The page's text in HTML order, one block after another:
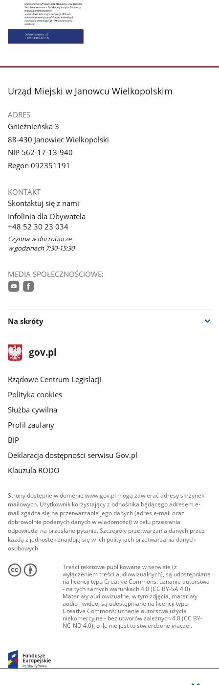
galerii.
stopka
Urząd Miejski w Janowcu Wielkopolskim
ADRES
Gnieźnieńska 3
88-430 Janowiec Wielkopolski
NIP 562-17-13-940
Regon 092351191
KONTAKT
Skontaktuj się z nami
Infolinia dla Obywatela
+48 52 30 23 034
Czynna w dni robocze
w godzinach 7:30-15:30
MEDIA SPOŁECZNOŚCIOWE:
Na skróty
stopka
gov.plStrona
gov.pl
Rządowe Centrum Legislacji
Polityka cookies
Służba cywilna
Profil zaufany
BIP
Deklaracja dostępności serwisu Gov.pl
Klauzula RODO
Strony dostępne w domenie www.gov.pl mogą zawierać adresy skrzynek
mailowych. Użytkownik korzystający z odnośnika będącego adresem e-
mail zgadza się na przetwarzanie jego danych (adres e-mail oraz
dobrowolnie podanych danych w wiadomości) w celu przesłania
odpowiedzi na przesłane pytania. Szczegóły przetwarzania danych przez
każdą z jednostek znajdują się w ich politykach przetwarzania danych
osobowych.
Treści tekstowe publikowane w serwisie (z
wyłączeniem treści audiowizualnych), są udostępniane
na licencji typu Creative Commons: uznanie autorstwa
- na tych samych warunkach 4.0 (CC BY-SA 4.0).
Materiały audiowizualne, w tym zdjęcia, materiały
audio i wideo, są udostępniane na licencji typu
Creative Commons: uznanie autorstwa użycie
niekomercyjne - bez utworów zależnych 4.0 (CC BY-
NC-ND 4.0), o ile nie jest to stwierdzone inaczej.